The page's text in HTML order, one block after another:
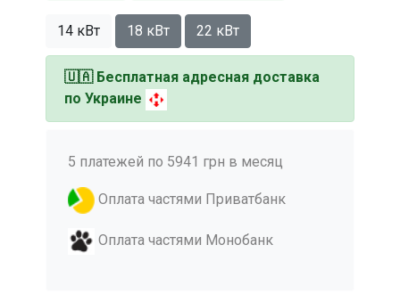
14 кВт 18 кВт 22 кВт
🇺🇦 Бесплатная адресная доставка
по Украине
5 платежей по 5941 грн в месяц
Оплата частями Приватбанк
Оплата частями Монобанк